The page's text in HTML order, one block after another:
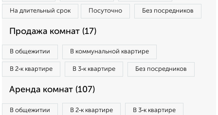
На длительный срок Посуточно Без посредников
Продажа комнат (17)
В общежитии В коммунальной квартире
В 2‑к квартире В 3‑к квартире Без посредников
Аренда комнат (107)
В общежитии В 2‑к квартире В 3‑к квартире